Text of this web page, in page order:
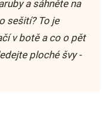
a sáhněte na
sešití? To je
v botě a co o pět
ploché švy -